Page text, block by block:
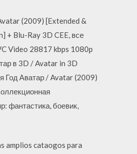
(2009) [Extended &
+ Blu-Ray 3D CEE, все
Video 28817 kbps 1080p
в 3D / Avatar in 3D
Год Аватар / Avatar (2009)
фантастика, боевик,
amplios cataogos para